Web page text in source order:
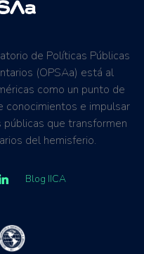
de Políticas Públicas
(OPSAa) está al
como un punto de
conocimientos e impulsar
que transformen
del hemisferio.
Blog IICA